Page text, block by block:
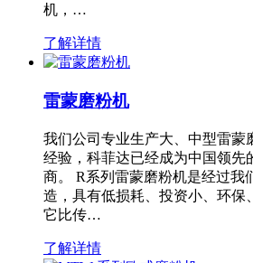
机，…
了解详情
雷蒙磨粉机
我们公司专业生产大、中型雷蒙
经验，科菲达已经成为中国领先
商。 R系列雷蒙磨粉机是经过我
造，具有低损耗、投资小、环保
它比传…
了解详情